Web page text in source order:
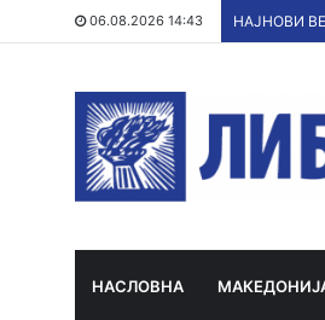
06.08.2026 14:43 НАЈНОВИ
НАСЛОВНА